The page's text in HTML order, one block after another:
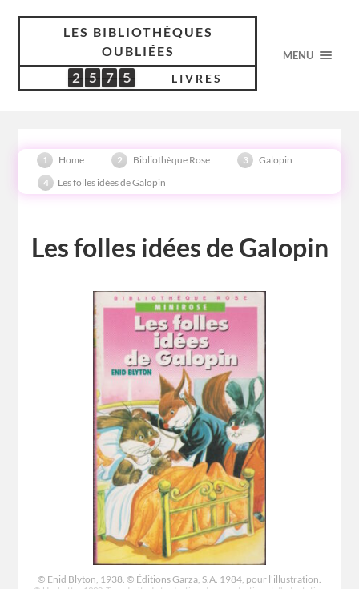
LES BIBLIOTHÈQUES
OUBLIÉES
2
5
2 5
2
5 7
9
7 5
9
5 LIVRES
MENU
Home Bibliothèque Rose
Galopin
Les folles idées de Galopin
Les folles idées de Galopin
© Enid Blyton, 1938. © Éditions Garza, S.A. 1984, pour l'illustration.